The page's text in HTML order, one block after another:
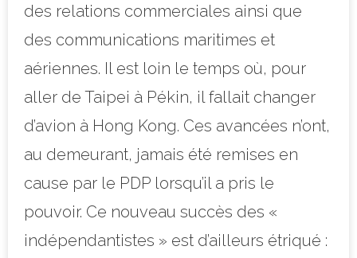
des relations commerciales ainsi que
des communications maritimes et
aériennes. Il est loin le temps où, pour
aller de Taipei à Pékin, il fallait changer
d’avion à Hong Kong. Ces avancées n’ont,
au demeurant, jamais été remises en
cause par le PDP lorsqu’il a pris le
pouvoir. Ce nouveau succès des «
indépendantistes » est d’ailleurs étriqué :